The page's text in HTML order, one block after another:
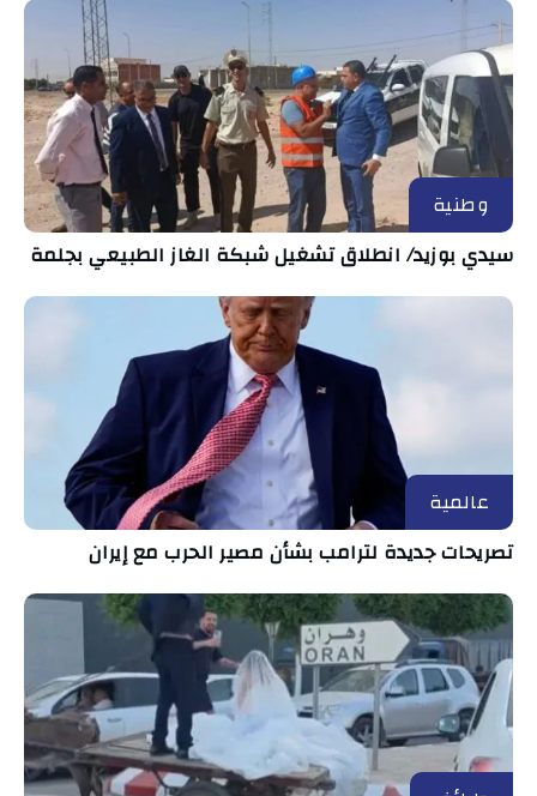
وطنية
سيدي بوزيد/ انطلاق تشغيل شبكة الغاز الطبيعي بجلمة
عالمية
تصريحات جديدة لترامب بشأن مصير الحرب مع إيران